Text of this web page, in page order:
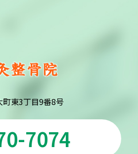
町東3丁目9番8号
7074